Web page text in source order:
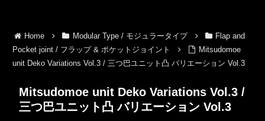
Home Modular Type / モジュラータイプ
Flap and
Pocket joint / フラップ & ポケットジョイント
Mitsudomoe
unit Deko Variations Vol.3 / 三つ巴ユニット凸 バリエーション Vol.3
Mitsudomoe unit Deko Variations Vol.3 /
三つ巴ユニット凸 バリエーション Vol.3